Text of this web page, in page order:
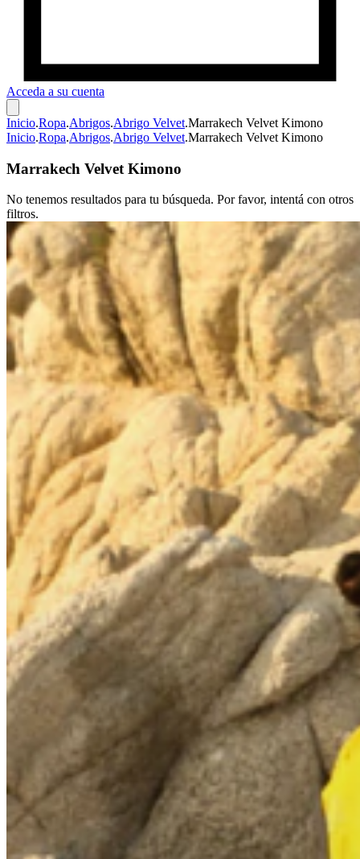
Acceda a su cuenta
Inicio.Ropa.Abrigos.Abrigo Velvet.Marrakech Velvet Kimono
Inicio.Ropa.Abrigos.Abrigo Velvet.Marrakech Velvet Kimono
Marrakech Velvet Kimono
No tenemos resultados para tu búsqueda. Por favor, intentá con otros
filtros.